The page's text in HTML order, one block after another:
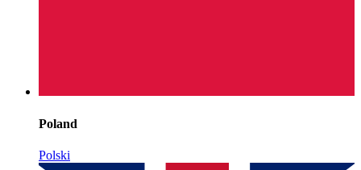
Poland
Polski